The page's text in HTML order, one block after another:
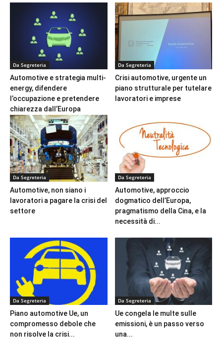
Da Segreteria
Automotive e strategia multi-
energy, difendere
l’occupazione e pretendere
chiarezza dall’Europa
Da Segreteria
Crisi automotive, urgente un
piano strutturale per tutelare
lavoratori e imprese
Da Segreteria
Automotive, non siano i
lavoratori a pagare la crisi del
settore
Da Segreteria
Automotive, approccio
dogmatico dell’Europa,
pragmatismo della Cina, e la
necessità di...
Da Segreteria
Piano automotive Ue, un
compromesso debole che
non risolve la crisi...
Da Segreteria
Ue congela le multe sulle
emissioni, è un passo verso
una...